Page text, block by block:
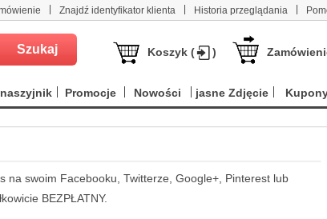
Znajdź identyfikator klienta Historia przeglądania
Koszyk ( )
Promocje Nowości jasne Zdjęcie
na swoim Facebooku, Twitterze, Google+, Pinterest lub
BEZPŁATNY.